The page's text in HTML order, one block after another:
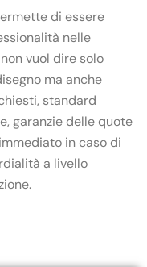
di essere
nelle
vuol dire solo
ma anche
standard
garanzie delle quote
in caso di
a livello